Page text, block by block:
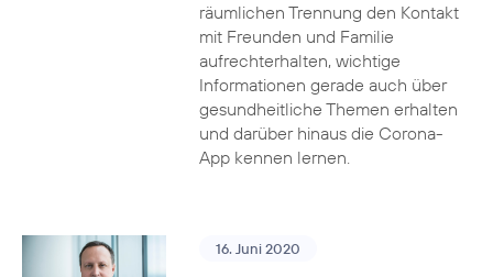
räumlichen Trennung den Kontakt
mit Freunden und Familie
aufrechterhalten, wichtige
Informationen gerade auch über
gesundheitliche Themen erhalten
und darüber hinaus die Corona-
App kennen lernen.
16. Juni 2020